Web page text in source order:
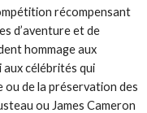
récompensant
d’aventure et de
hommage aux
aux célébrités qui
de la préservation des
ou James Cameron